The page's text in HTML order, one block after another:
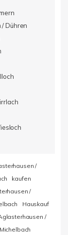
/ Dühren
/
kaufen
/
Hauskauf
/